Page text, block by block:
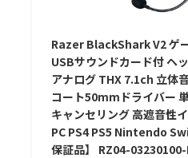
Razer BlackShark V2 ゲ
USBサウンドカード付 ヘ
アナログ THX 7.1ch 立体
コート50mmドライバー
キャンセリング 高遮音性
PC PS4 PS5 Nintendo
保証品】 RZ04-03230100-